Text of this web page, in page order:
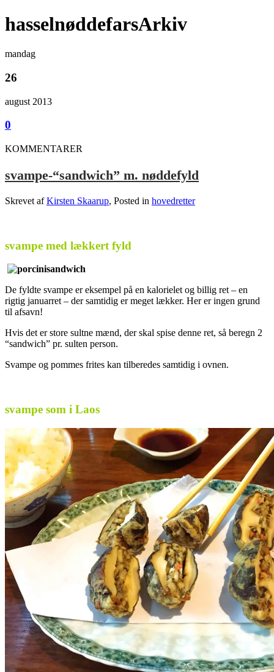
hasselnøddefarsArkiv
mandag
26
august 2013
0
KOMMENTARER
svampe-“sandwich” m. nøddefyld
Skrevet afKirsten Skaarup, Posted in hovedretter
svampe med lækkert fyld
De fyldte svampe er eksempel på en kalorielet og billig ret – en
rigtig januarret – der samtidig er meget lækker. Her er ingen grund
til afsavn!
Hvis det er store sultne mænd, der skal spise denne ret, så beregn 2
“sandwich” pr. sulten person.
Svampe og pommes frites kan tilberedes samtidig i ovnen.
svampe som i Laos